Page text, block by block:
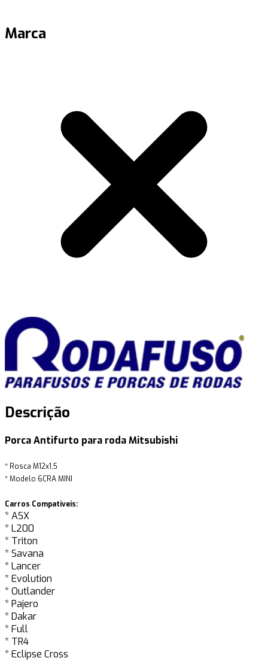
Marca
Descrição
Porca Antifurto para roda Mitsubishi
* Rosca M12x1,5
* Modelo 6CRA MINI
Carros Compativeis:
* ASX
* L200
* Triton
* Savana
* Lancer
* Evolution
* Outlander
* Pajero
* Dakar
* Full
* TR4
* Eclipse Cross